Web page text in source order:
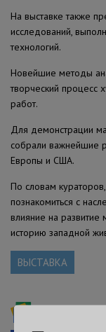
На выставке также
исследований,
технологий.
Новейшие методы
творческий процесс
работ.
Для демонстрации
собрали важнейшие
Европы и США.
По словам
познакомиться с
влияние на развитие
историю западной
ВЫСТАВКА